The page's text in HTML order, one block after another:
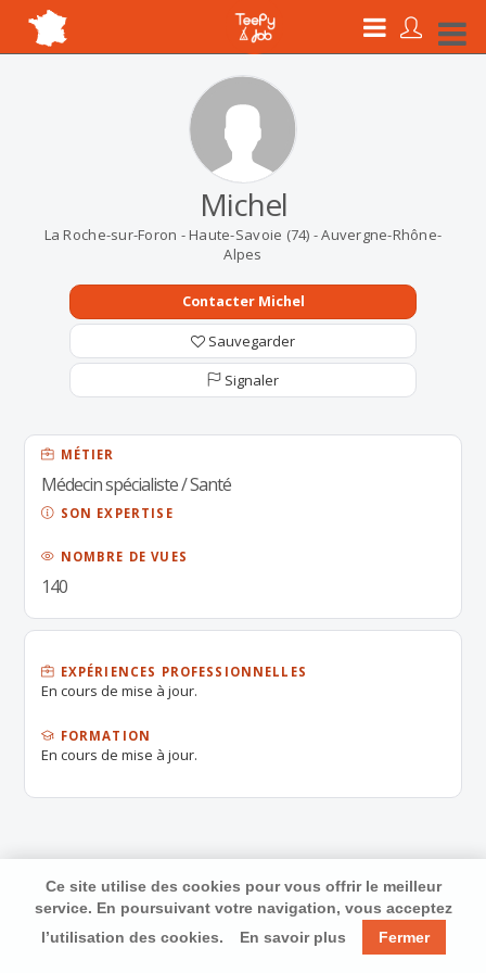
Michel
La Roche-sur-Foron - Haute-Savoie (74) - Auvergne-Rhône-
Alpes
Contacter Michel
Sauvegarder
Signaler
MÉTIER
Médecin spécialiste / Santé
SON EXPERTISE
NOMBRE DE VUES
140
EXPÉRIENCES PROFESSIONNELLES
En cours de mise à jour.
FORMATION
En cours de mise à jour.
Ce site utilise des cookies pour vous offrir le meilleur
service. En poursuivant votre navigation, vous acceptez
l’utilisation des cookies.
En savoir plus Fermer